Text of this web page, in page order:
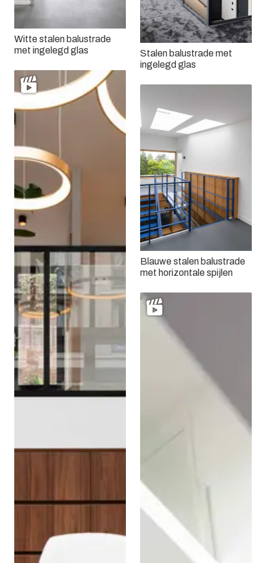
Witte stalen balustrade
met ingelegd glas
Stalen balustrade met
ingelegd glas
Blauwe stalen balustrade
met horizontale spijlen